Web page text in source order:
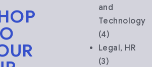
and
Technology
(4)
Legal, HR
(3)